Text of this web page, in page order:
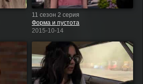
11 сезон 2 серия
Форма и пустота
2015-10-14